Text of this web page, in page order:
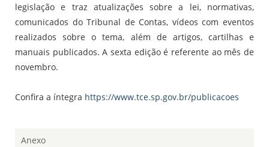
legislação e traz atualizações sobre a lei, normativas,
comunicados do Tribunal de Contas, vídeos com eventos
realizados sobre o tema, além de artigos, cartilhas e
manuais publicados. A sexta edição é referente ao mês de
novembro.
Confira a íntegra https://www.tce.sp.gov.br/publicacoes
Anexo